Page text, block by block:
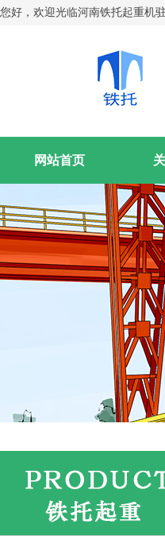
您好，欢迎光临河南铁托起重机
网站首页